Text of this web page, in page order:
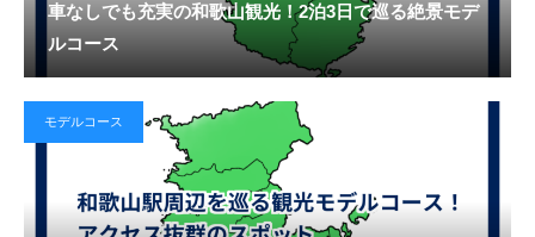
車なしでも充実の和歌山観光！2泊3日で巡る絶景モデ
ルコース
モデルコース